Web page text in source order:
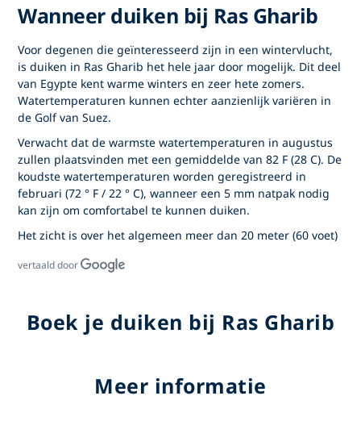
Wanneer duiken bij Ras Gharib
Voor degenen die geïnteresseerd zijn in een wintervlucht,
is duiken in Ras Gharib het hele jaar door mogelijk. Dit deel
van Egypte kent warme winters en zeer hete zomers.
Watertemperaturen kunnen echter aanzienlijk variëren in
de Golf van Suez.
Verwacht dat de warmste watertemperaturen in augustus
zullen plaatsvinden met een gemiddelde van 82 F (28 C). De
koudste watertemperaturen worden geregistreerd in
februari (72 ° F / 22 ° C), wanneer een 5 mm natpak nodig
kan zijn om comfortabel te kunnen duiken.
Het zicht is over het algemeen meer dan 20 meter (60 voet)
vertaald door
Boek je duiken bij Ras Gharib
Meer informatie